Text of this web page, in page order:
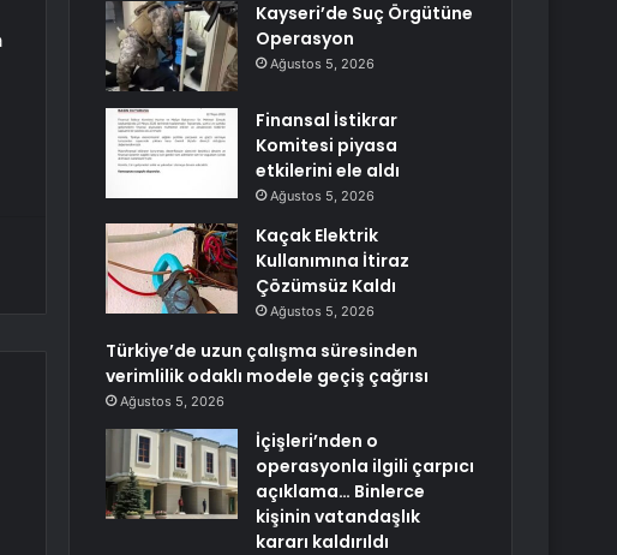
Kayseri’de Suç Örgütüne
Operasyon
Ağustos 5, 2026
Finansal İstikrar
Komitesi piyasa
etkilerini ele aldı
Ağustos 5, 2026
Kaçak Elektrik
Kullanımına İtiraz
Çözümsüz Kaldı
Ağustos 5, 2026
Türkiye’de uzun çalışma süresinden
verimlilik odaklı modele geçiş çağrısı
Ağustos 5, 2026
İçişleri’nden o
operasyonla ilgili çarpıcı
açıklama… Binlerce
kişinin vatandaşlık
kararı kaldırıldı